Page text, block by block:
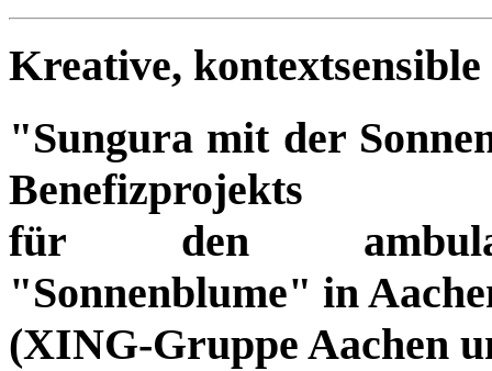
Kreative,
"Sungura mit der
Benefizprojekts
für den
"Sonnenblume" in
(XING-Gruppe Aachen